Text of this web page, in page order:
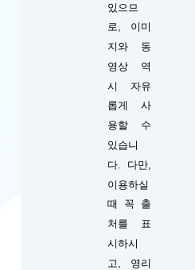
있으므
로, 이미
지와 동
영상 역
시 자유
롭게 사
용할 수
있습니
다. 다만,
이용하실
때 꼭 출
처를 표
시하시
고, 영리